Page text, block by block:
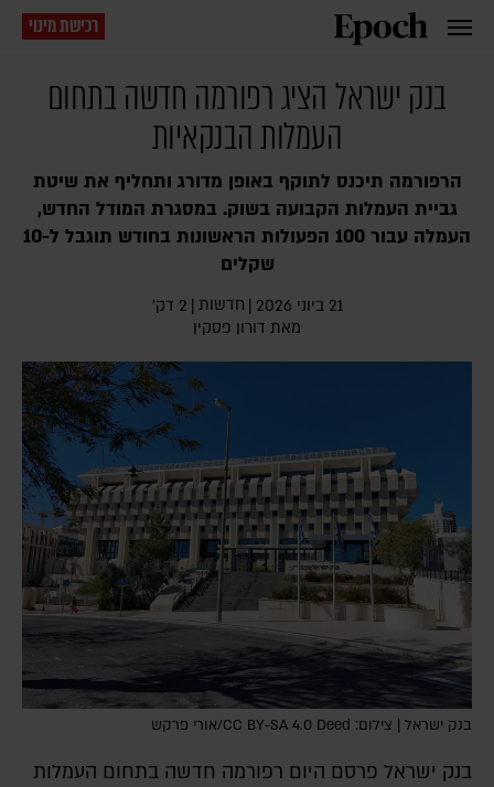
רכישת מינוי
בנק ישראל הציג רפורמה חדשה בתחום
העמלות הבנקאיות
הרפורמה תיכנס לתוקף באופן מדורג ותחליף את שיטת
גביית העמלות הקבועה בשוק. במסגרת המודל החדש,
העמלה עבור 100 הפעולות הראשונות בחודש תוגבל ל-10
שקלים
21 ביוני 2026 | חדשות | 2 דק׳
מאת דורון פסקין
בנק ישראל | צילום: CC BY-SA 4.0 Deed/אורי פרקש
בנק ישראל פרסם היום רפורמה חדשה בתחום העמלות